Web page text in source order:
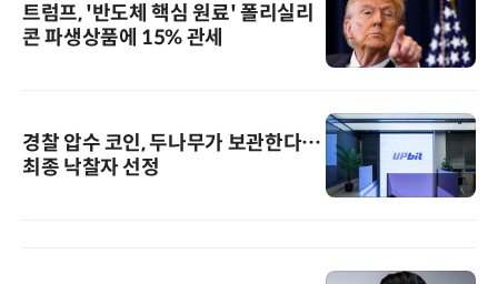
트럼프, '반도체 핵심 원료' 폴리실리
콘 파생상품에 15% 관세
경찰 압수 코인, 두나무가 보관한다…
최종 낙찰자 선정